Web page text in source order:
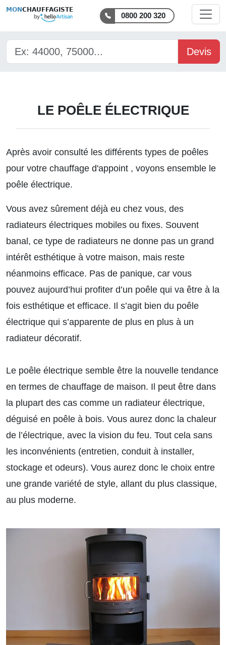
MON CHAUFFAGISTE
0800 200 320
Devis
LE POÊLE ÉLECTRIQUE
Après avoir consulté les différents types de poêles
pour votre chauffage d'appoint , voyons ensemble le
poêle électrique.
Vous avez sûrement déjà eu chez vous, des
radiateurs électriques mobiles ou fixes. Souvent
banal, ce type de radiateurs ne donne pas un grand
intérêt esthétique à votre maison, mais reste
néanmoins efficace. Pas de panique, car vous
pouvez aujourd’hui profiter d’un poêle qui va être à la
fois esthétique et efficace. Il s’agit bien du poêle
électrique qui s’apparente de plus en plus à un
radiateur décoratif.
Le poêle électrique semble être la nouvelle tendance
en termes de chauffage de maison. Il peut être dans
la plupart des cas comme un radiateur électrique,
déguisé en poêle à bois. Vous aurez donc la chaleur
de l’électrique, avec la vision du feu. Tout cela sans
les inconvénients (entretien, conduit à installer,
stockage et odeurs). Vous aurez donc le choix entre
une grande variété de style, allant du plus classique,
au plus moderne.